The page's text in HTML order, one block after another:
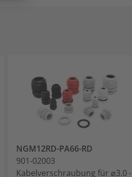
NGM12RD-PA66-RD
901-02003
Kabelverschraubung für ⌀3.0 -